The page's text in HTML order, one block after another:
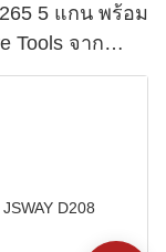
5 แกน พร้อม
Tools จาก